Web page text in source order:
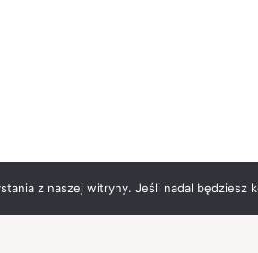
z naszej witryny. Jeśli nadal